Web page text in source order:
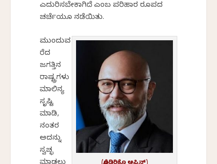
ಎದುರಿಸಬೇಕಾಗಿದೆ ಎಂಬ ಪರಿಹಾರ ರೂಪದ
ಚರ್ಚೆಯೂ ನಡೆಯಿತು.
ಮುಂದುವ
ರೆದ
ಜಗತ್ತಿನ
ರಾಷ್ಟ್ರಗಳು
ಮಾಲಿನ್ಯ
ಸೃಷ್ಟಿ
ಮಾಡಿ,
ನಂತರ
ಅದನ್ನು
ಸ್ವಚ್ಛ